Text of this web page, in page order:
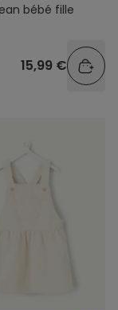
bébé fille
15,99 €